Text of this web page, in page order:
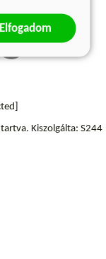
Kiszolgálta: S244
Elfogadom